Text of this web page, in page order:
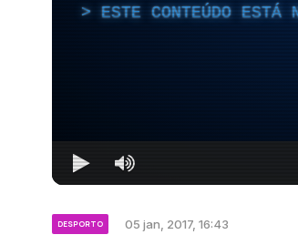
ESTE CONTEÚDO ESTÁ
DESPORTO 05 jan, 2017, 16:43